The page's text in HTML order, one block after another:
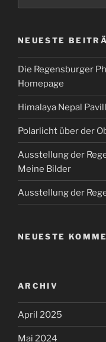
NEUESTE
Die Regensburger
Homepage
Himalaya Nepal
Polarlicht über der
Ausstellung der
Meine Bilder
Ausstellung der
NEUESTE
ARCHIV
April 2025
Mai 2024